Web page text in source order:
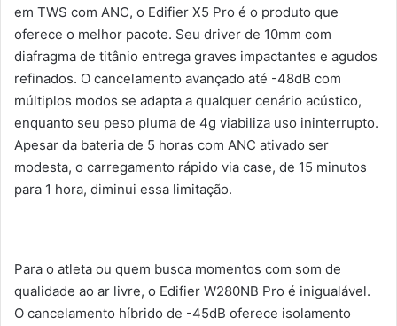
em TWS com ANC, o Edifier X5 Pro é o produto que
oferece o melhor pacote. Seu driver de 10mm com
diafragma de titânio entrega graves impactantes e agudos
refinados. O cancelamento avançado até -48dB com
múltiplos modos se adapta a qualquer cenário acústico,
enquanto seu peso pluma de 4g viabiliza uso ininterrupto.
Apesar da bateria de 5 horas com ANC ativado ser
modesta, o carregamento rápido via case, de 15 minutos
para 1 hora, diminui essa limitação.
Para o atleta ou quem busca momentos com som de
qualidade ao ar livre, o Edifier W280NB Pro é inigualável.
O cancelamento híbrido de -45dB oferece isolamento